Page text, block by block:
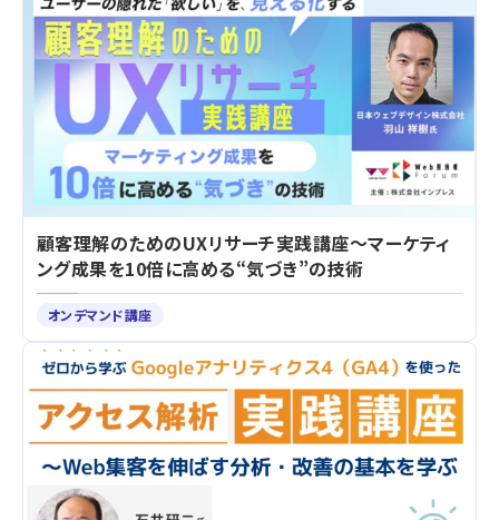
顧客理解のためのUXリサーチ実践講座～マーケティ
ング成果を10倍に高める“気づき”の技術
オンデマンド講座